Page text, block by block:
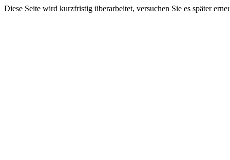
Diese Seite wird kurzfristig überarbeitet, versuchen Sie es später